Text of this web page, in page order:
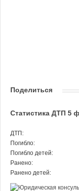
Поделиться
Статистика ДТП 5
ДТП:
Погибло:
Погибло детей:
Ранено:
Ранено детей: